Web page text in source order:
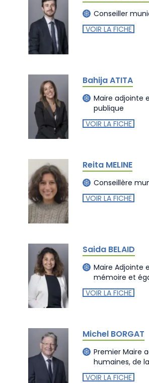
Conseiller
VOIR LA FICHE
Bahija ATITA
Maire adjointe
publique
VOIR LA FICHE
Reita MELINE
Conseillère
VOIR LA FICHE
Saida BELAID
Maire Adjointe
mémoire et
VOIR LA FICHE
Michel BORGAT
Premier Maire
humaines, de
VOIR LA FICHE